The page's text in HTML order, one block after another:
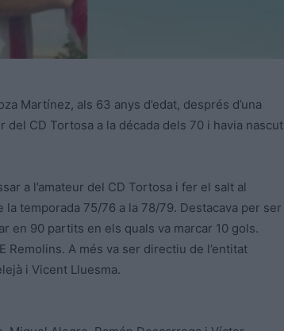
Martínez, als 63 anys d’edat, després d’una
CD Tortosa a la década dels 70 i havia nascut
a l’amateur del CD Tortosa i fer el salt al
temporada 75/76 a la 78/79. Destacava per ser
en 90 partits en els quals va marcar 10 gols.
A més va ser directiu de l’entitat
i Vicent Lluesma.